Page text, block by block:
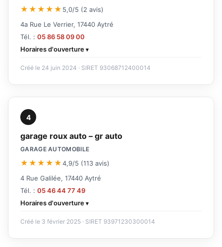
★★★★★ 5,0/5 (2 avis)
4a Rue Le Verrier, 17440 Aytré
Tél. : 05 86 58 09 00
Horaires d'ouverture
Créé le 24 juin 2024 · SIRET 93068712400014
4
garage roux auto – gr auto
GARAGE AUTOMOBILE
★★★★★4,9/5 (113 avis)
4 Rue Galilée, 17440 Aytré
Tél. : 05 46 44 77 49
Horaires d'ouverture
Créé le 3 février 2025 · SIRET 93971230300014